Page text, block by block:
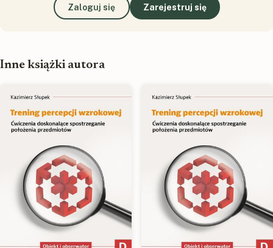
Zaloguj się Zarejestruj się
Inne książki autora